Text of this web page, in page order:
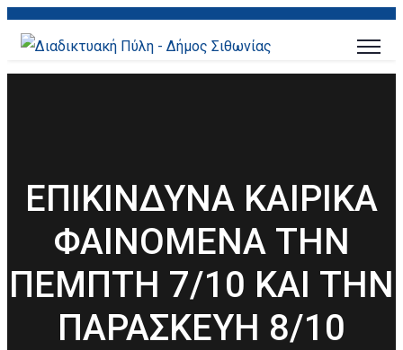
ΕΠΙΚΙΝΔΥΝΑ ΚΑΙΡΙΚΑ
ΦΑΙΝΟΜΕΝΑ ΤΗΝ
ΠΕΜΠΤΗ 7/10 ΚΑΙ ΤΗΝ
ΠΑΡΑΣΚΕΥΗ 8/10